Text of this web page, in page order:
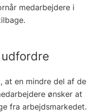
medarbejdere i
at en mindre del af de
ønsker at
fra arbejdsmarkedet.